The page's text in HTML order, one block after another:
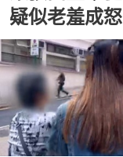
疑似老羞成